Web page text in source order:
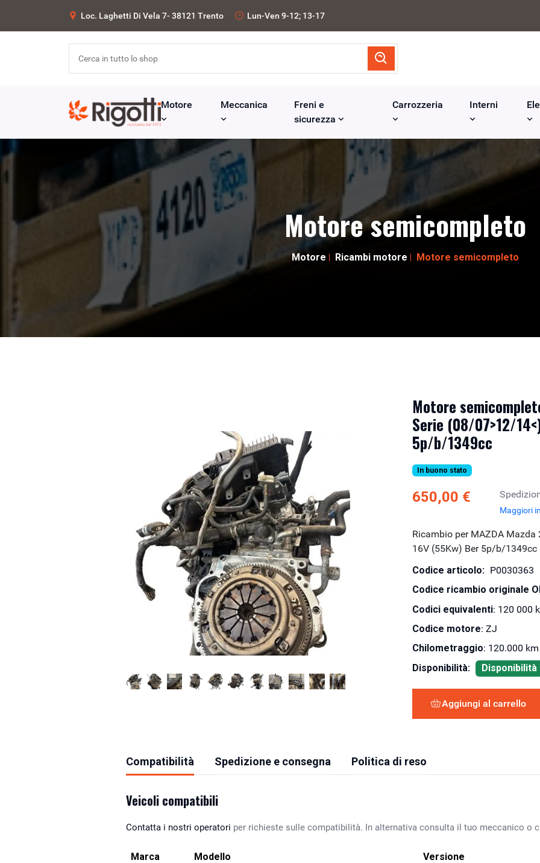
Loc. Laghetti Di Vela 7- 38121 Trento Lun-Ven 9-12; 13-17
Motore Meccanica
Freni e
sicurezza
Carrozzeria Interni
Motore semicompleto
Motore Ricambi motore Motore semicompleto
Motore
Serie (08/07>12/
5p/b/1349cc
In buono stato
650,00 €
Maggiori
Ricambio per MAZDA
16V (55Kw) Ber 5p/b/1349cc
Codice articolo: P0030363
Codice ricambio originale
Codici equivalenti: 120 000
Codice motore: ZJ
Chilometraggio: 120.000 km
Disponibilità:
Aggiungi al carrello
Compatibilità Spedizione e consegna Politica di reso
Veicoli compatibili
Contatta i nostri operatori per richieste sulle compatibilità. In alternativa consulta il tuo meccanico o
Marca Modello Versione